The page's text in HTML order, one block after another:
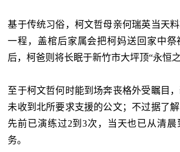
基于传统习俗，柯文哲母亲何瑞英当天
一程，盖棺后家属会把柯妈送回家中祭
后，柯爸则将长眠于新竹市大坪顶“永恒
至于柯文哲何时能到场奔丧格外受瞩目
未收到北所要求支援的公文；不过据了解
先前已演练过2到3次，当天也已从清
务。